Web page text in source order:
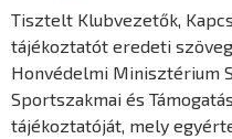
Tisztelt Klubvezetők,
tájékoztatót eredeti
Honvédelmi Minisztérium
Sportszakmai és
tájékoztatóját, mely